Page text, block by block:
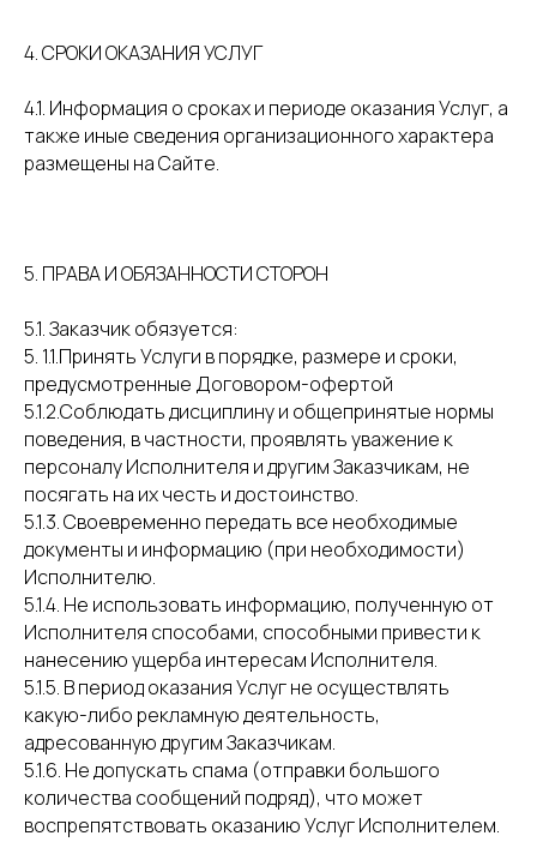
4. СРОКИ ОКАЗАНИЯ УСЛУГ
4.1. Информация о сроках и периоде оказания Услуг, а
также иные сведения организационного характера
размещены на Сайте.
5. ПРАВА И ОБЯЗАННОСТИ СТОРОН
5.1. Заказчик обязуется:
5. 1.1.Принять Услуги в порядке, размере и сроки,
предусмотренные Договором-офертой
5.1.2.Соблюдать дисциплину и общепринятые нормы
поведения, в частности, проявлять уважение к
персоналу Исполнителя и другим Заказчикам, не
посягать на их честь и достоинство.
5.1.3. Своевременно передать все необходимые
документы и информацию (при необходимости)
Исполнителю.
5.1.4. Не использовать информацию, полученную от
Исполнителя способами, способными привести к
нанесению ущерба интересам Исполнителя.
5.1.5. В период оказания Услуг не осуществлять
какую-либо рекламную деятельность,
адресованную другим Заказчикам.
5.1.6. Не допускать спама (отправки большого
количества сообщений подряд), что может
воспрепятствовать оказанию Услуг Исполнителем.